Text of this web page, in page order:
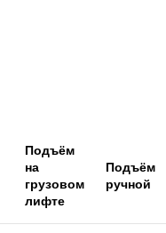
Подъём
на
грузовом
лифте
Подъём
ручной